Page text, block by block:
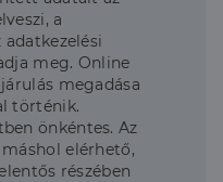
a
meg. Online
megadása
történik.
önkéntes. Az
elérhető,
részében
sütik lehetővé teszik
a felhasználói
A weboldal nem
/
Lejárat Leírás